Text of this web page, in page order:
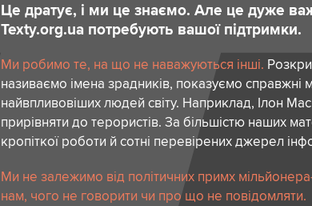
Це дратує, і ми це знаємо. Але це дуже
Texty.org.ua потребують вашої підтримки.
Ми робимо те, на що не наважуються інші.
називаємо імена зрадників, показуємо
найвпливовіших людей світу. Наприклад, Ілон
прирівняти до терористів. За більшістю наших
кропіткої роботи й сотні перевірених джерел
Ми не залежимо від політичних примх
нам, чого не говорити чи про що не повідомляти.